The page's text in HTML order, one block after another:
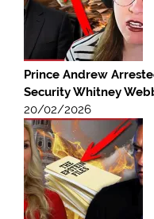
Prince Andrew
Security Whitney
20/02/2026